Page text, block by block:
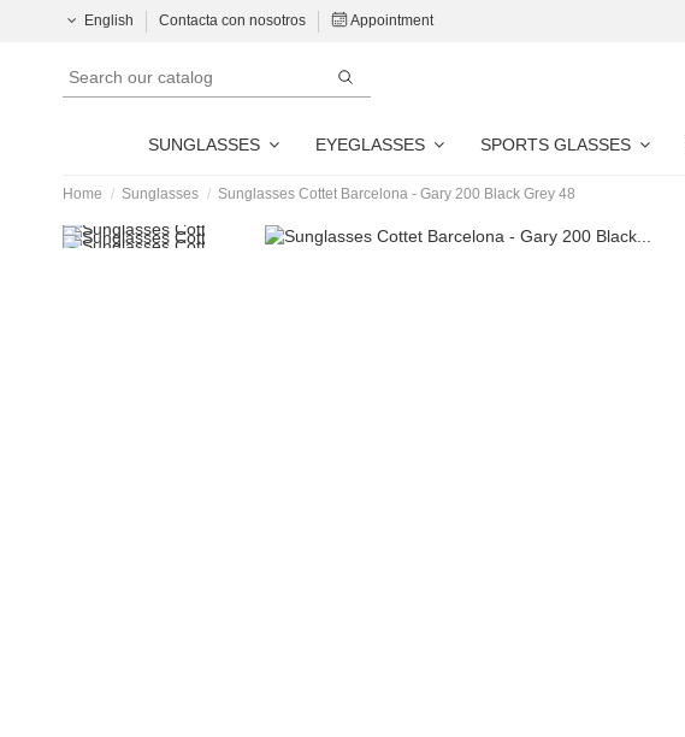
English Contacta con nosotros Appointment
SUNGLASSES EYEGLASSES SPORTS GLASSES
Home Sunglasses Sunglasses Cottet Barcelona - Gary 200 Black Grey 48